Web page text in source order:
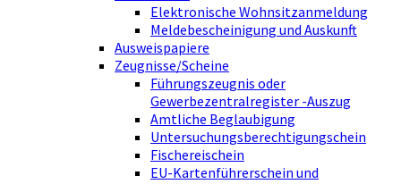
Elektronische Wohnsitzanmeldung
Meldebescheinigung und Auskunft
Ausweispapiere
Zeugnisse/Scheine
Führungszeugnis oder
Gewerbezentralregister -Auszug
Amtliche Beglaubigung
Untersuchungsberechtigungschein
Fischereischein
EU-Kartenführerschein und